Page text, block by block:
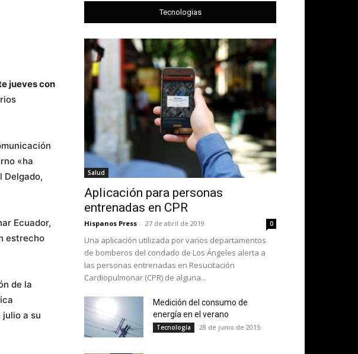
jueves con
«ha
Delgado,
Ecuador,
estrecho
de la
a su
Tecnologias
Salud
Aplicación para personas
entrenadas en CPR
Hispanos Press - 27 de abril de 2019 0
Una aplicación utilizada por varios departamentos
de bomberos del condado de Los Ángeles alerta a
las personas entrenadas en Resucitación
Cardiopulmonar (CPR) de alguna...
Medición del consumo de
energía en el verano
Tecnología 28 de junio de 2015